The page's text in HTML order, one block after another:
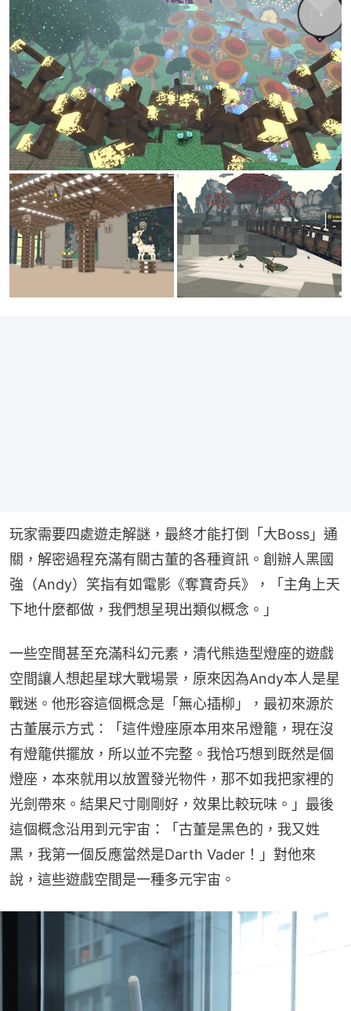
玩家需要四處遊走解謎，最終才能打倒「大Boss」通
關，解密過程充滿有關古董的各種資訊。創辦人黑國
強（Andy）笑指有如電影《奪寶奇兵》，「主角上天
下地什麼都做，我們想呈現出類似概念。」
一些空間甚至充滿科幻元素，清代熊造型燈座的遊戲
空間讓人想起星球大戰場景，原來因為Andy本人是星
戰迷。他形容這個概念是「無心插柳」，最初來源於
古董展示方式：「這件燈座原本用來吊燈籠，現在沒
有燈籠供擺放，所以並不完整。我恰巧想到既然是個
燈座，本來就用以放置發光物件，那不如我把家裡的
光劍帶來。結果尺寸剛剛好，效果比較玩味。」最後
這個概念沿用到元宇宙：「古董是黑色的，我又姓
黑，我第一個反應當然是Darth Vader！」對他來
說，這些遊戲空間是一種多元宇宙。